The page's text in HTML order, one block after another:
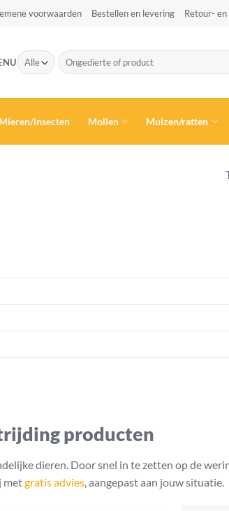
voorwaarden Bestellen en levering Retour-
Zoeken
naar:
Mieren/insecten Mollen Muizen/ratten
producten
dieren. Door snel in te zetten op de
metgratis advies, aangepast aan jouw situatie.